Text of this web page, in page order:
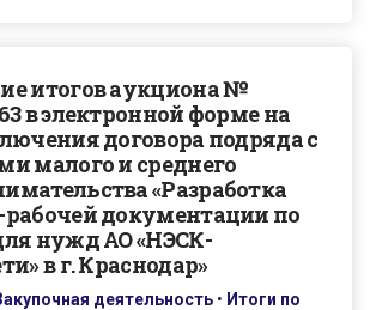
итогов аукциона №
в электронной форме на
договора подряда с
малого и среднего
«Разработка
рабочей документации по
нужд АО «НЭСК-
в г. Краснодар»
деятельность • Итоги по